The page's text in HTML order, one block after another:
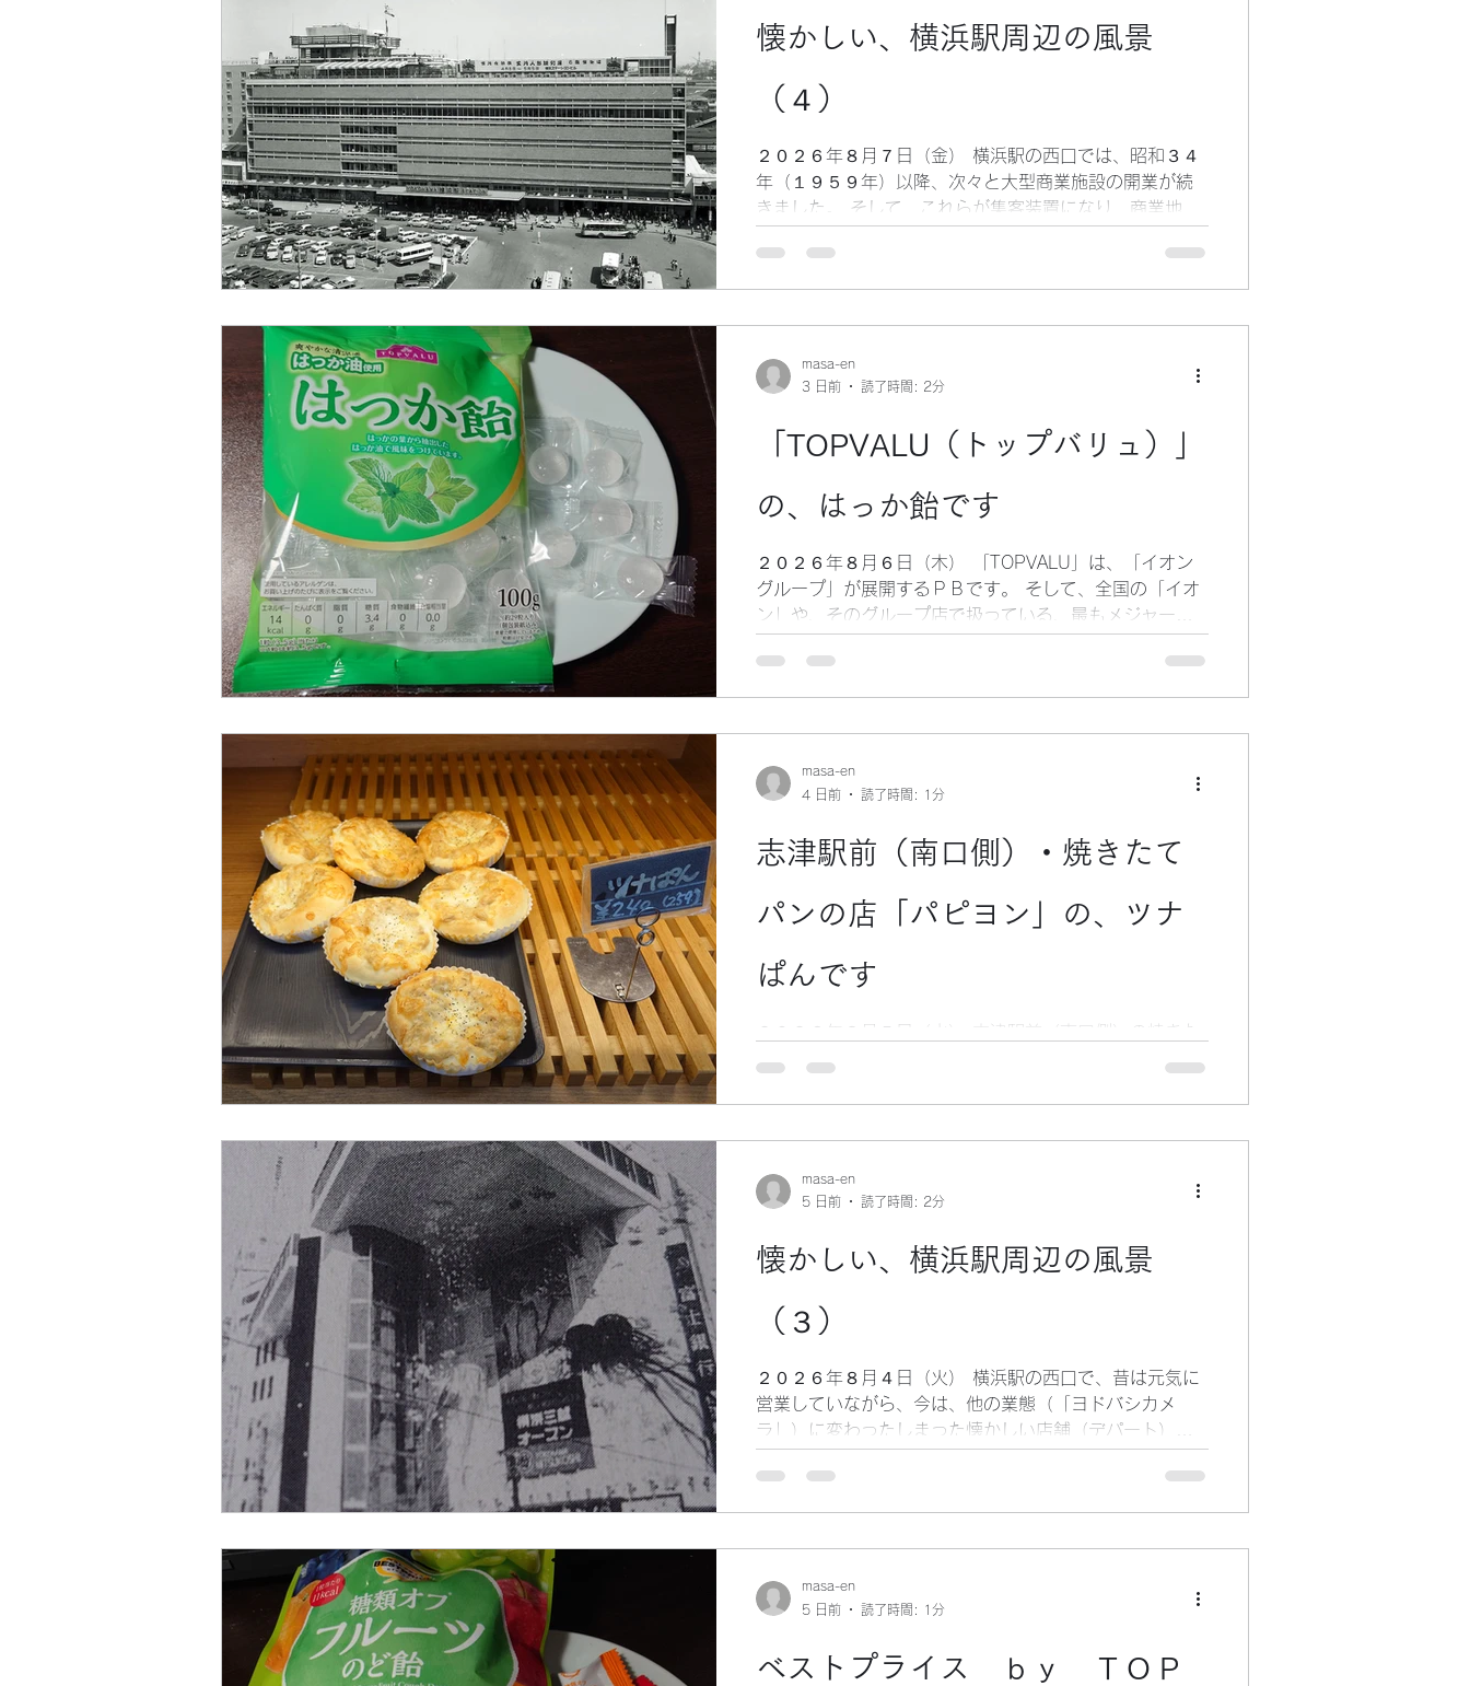
もいいと言えます。 なんとなく、味に懐かしさを覚えま
ょう。 和風テーストで、とても美味しかったです。
遠藤雅信
懐かしい、横浜駅周辺の風景
（４）
２０２６年８月７日（金） 横浜駅の西口では、昭和３４
年（１９５９年）以降、次々と大型商業施設の開業が続
きました。 そして、これらが集客装置になり、商業地区
浜で、商業地区ナンバーワンと言えば伊勢佐木町でした
が、完全に逆転しました。） 主な、新規商業施設を挙げ
Ｌ） １９６２年（昭和３７年）オープン （３）ダイヤ
モンド地下街 １９６４年（昭和３９年）オープン
和４３年）オープン （５）相鉄ジョイナス １９７３年
Ｒ横浜駅利用者にとって、もっとも利便性が高かったの
が、横浜ステーションビルでした。 なにしろ、駅の真上
しきれなかったのも、この施設です。 テナント誘致に力
を注ぐあまり、ゾーン（フロア）としての品揃えの相乗
「TOPVALU（トップバリュ）」
の、はっか飴です
２０２６年８月６日（木） 「TOPVALU」は、「イオン
グループ」が展開するＰＢです。 そして、全国の「イオ
ン」や、そのグループ店で扱っている、最もメジャーな
志津店）で、この、オリジナル商品のはっか飴を買いま
し。 爽やかな黄緑色（ミント・グリーン）の袋に入って
す。 広い北海道のどちらかと言えば右側（道東）にある
北見市は、ハッカの街として知られています。 北見市の
ます。 実は、北海道を旅行する人は多くても、この施設
北見に行った際に、この施設を訪ねたことがあるのが自
慢の一つです。 （北海道の札幌で勤務していた時代で
す。） 建物は割とコンパクトな造りですが、所狭しと、
北海道におけるハッカの歴史や、ハッカそのものについ
masa-en
3 日前
読了時間: 2分
志津駅前（南口側）・焼きたて
パンの店「パピヨン」の、ツナ
ぱんです
２０２６年８月５日（水） 志津駅前（南口側）の焼きた
入っているお店です。） ツナぱんは、まん丸い形をして
います。 そして、その名の通り、ツナがトッピングにな
に、実によく合います。 とても美味しかったです。 ツナ
の主な材料は、マグロやカツオです。 でも、加工によっ
て、まるで違う味わいに変わっています。 魚ではない、
別の材料のように感じます。 お寿司では、ツナ巻きが人
すいのがツナだと主負います。 人間だったら、業種を越
るのでしょう。 そう言う意味で、ちょっと尊敬の念を抱
きました。 遠藤雅信
masa-en
4 日前
読了時間: 1分
懐かしい、横浜駅周辺の風景
（３）
２０２６年８月４日（火） 横浜駅の西口で、昔は元気に
営業していながら、今は、他の業態（「ヨドバシカメ
ラ」）に変わったしまった懐かしい店舗（デパート）と
す。 横浜三越は、昭和４８年（１９７３年）のオープン
でした。 岩崎学園の施設に、三越がメインテナントとな
あり、とても素敵なデザインです。 三越にとって、横浜
に拠点（店舗）を持つことは長年の悲願でした。 実は、
先ずは三越に出店要請があったそうです。 当時の横浜駅
masa-en
5 日前
読了時間: 2分
ベストプライス ｂｙ ＴＯＰ
masa-en
5 日前
読了時間: 1分